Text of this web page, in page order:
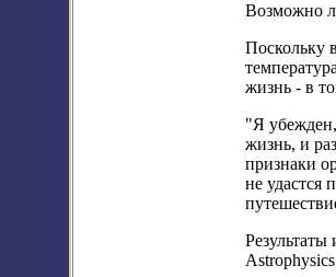
Возможно
Поскольку
жизнь - в
"Я убежден,
жизнь, и
признаки
не удастся